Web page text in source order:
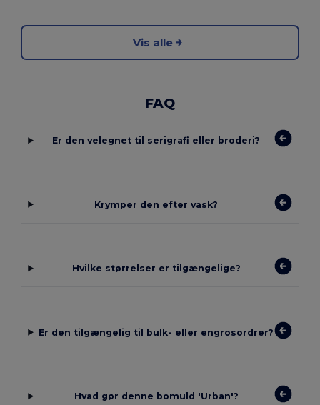
Vis alle
FAQ
Er den velegnet til serigrafi eller broderi?
Krymper den efter vask?
Hvilke størrelser er tilgængelige?
Er den tilgængelig til bulk- eller engrosordrer?
Hvad gør denne bomuld 'Urban'?